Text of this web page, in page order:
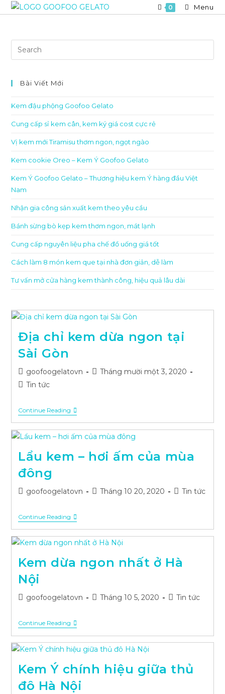
Skip
0 Menu
Bài Viết Mới
Kem đậu phộng Goofoo Gelato
Cung cấp sỉ kem cân, kem ký giá cost cực rẻ
Vị kem mới Tiramisu thơm ngon, ngọt ngào
Kem cookie Oreo – Kem Ý Goofoo Gelato
Kem Ý Goofoo Gelato – Thương hiệu kem Ý hàng đầu Việt
Nam
Nhận gia công sản xuất kem theo yêu cầu
Bánh sừng bò kẹp kem thơm ngon, mát lạnh
Cung cấp nguyên liệu pha chế đồ uống giá tốt
Cách làm 8 món kem que tại nhà đơn giản, dễ làm
Tư vấn mở cửa hàng kem thành công, hiệu quả lâu dài
Địa chỉ kem dừa ngon tại
Sài Gòn
Post
author:
goofoogelatovn
PostTháng mười một 3, 2020
PostTin tức
Continue ReadingĐịa
Chỉ
Dừa
Sài
Lẩu kem – hơi ấm của mùa
đông
Postgoofoogelatovn
PostTháng 10 20, 2020
PostTin tức
Continue ReadingLẩu
Kem
Hơi
Mùa
Kem dừa ngon nhất ở Hà
Nội
Postgoofoogelatovn
PostTháng 10 5, 2020
PostTin tức
Continue ReadingKem
Nhất
Ở
Hà
Nội
Kem Ý chính hiệu giữa thủ
đô Hà Nội